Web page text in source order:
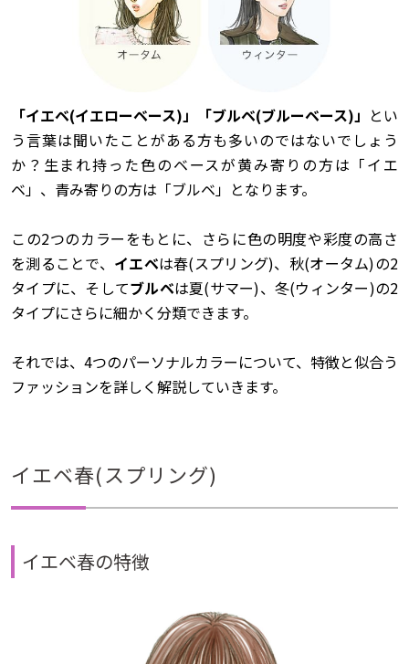
「イエベ(イエローベース)」「ブルベ(ブルーベース)」 とい
う言葉は聞いたことがある方も多いのではないでしょう
か？生まれ持った色のベースが黄み寄りの方は「イエ
ベ」、青み寄りの方は「ブルベ」となります。
この2つのカラーをもとに、さらに色の明度や彩度の高さ
を測ることで、 イエベは春(スプリング)、秋(オータム)の2
タイプに、そしてブルベは夏(サマー)、冬(ウィンター)の2
タイプにさらに細かく分類できます。
それでは、4つのパーソナルカラーについて、特徴と似合う
ファッションを詳しく解説していきます。
イエベ春(スプリング)
イエベ春の特徴